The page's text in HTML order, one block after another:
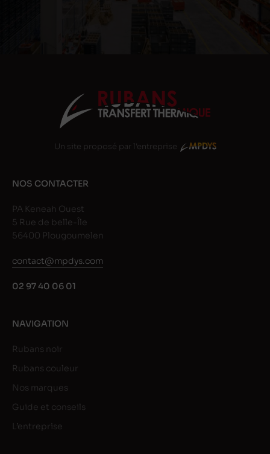
Un site proposé par l'entreprise
NOS CONTACTER
PA Keneah Ouest
5 Rue de belle-Île
56400 Plougoumelen
contact@mpdys.com
02 97 40 06 01
NAVIGATION
Rubans noir
Rubans couleur
Nos marques
Guide et conseils
L’entreprise